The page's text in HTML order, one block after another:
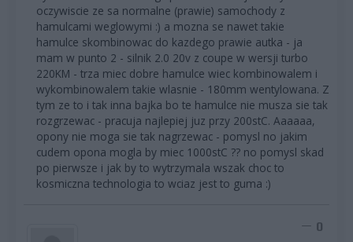
oczywiscie ze sa normalne (prawie) samochody z
hamulcami weglowymi :) a mozna se nawet takie
hamulce skombinowac do kazdego prawie autka - ja
mam w punto 2 - silnik 2.0 20v z coupe w wersji turbo
220KM - trza miec dobre hamulce wiec kombinowalem i
wykombinowalem takie wlasnie - 180mm wentylowana. Z
tym ze to i tak inna bajka bo te hamulce nie musza sie tak
rozgrzewac - pracuja najlepiej juz przy 200stC. Aaaaaa,
opony nie moga sie tak nagrzewac - pomysl no jakim
cudem opona mogla by miec 1000stC ?? no pomysl skad
po pierwsze i jak by to wytrzymala wszak choc to
kosmiczna technologia to wciaz jest to guma :)
0